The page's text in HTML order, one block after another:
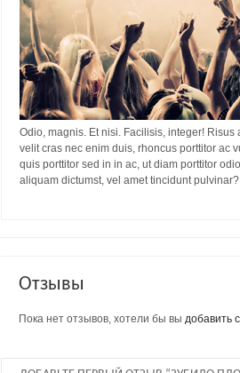
Odio, magnis. Et nisi. Facilisis, integer! Risus
velit cras nec enim duis, rhoncus porttitor ac
quis porttitor sed in in ac, ut diam porttitor
aliquam dictumst, vel amet tincidunt pulvinar?
Отзывы
Пока нет отзывов, хотели бы вы добавить